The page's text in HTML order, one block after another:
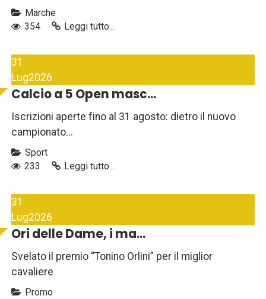
Marche
354
Leggi tutto...
31
Lug2026
Calcio a 5 Open masc...
Iscrizioni aperte fino al 31 agosto: dietro il nuovo
campionato...
Sport
233
Leggi tutto...
31
Lug2026
Ori delle Dame, i ma...
Svelato il premio “Tonino Orlini” per il miglior
cavaliere
Promo